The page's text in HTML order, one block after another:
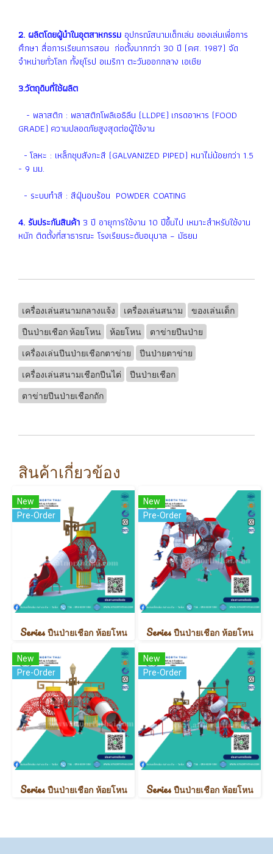
2. ผลิตโดยผู้นำในอุตสาหกรรม อุปกรณ์สนามเด็กเล่น ของเล่นเพื่อการ
ศึกษา สื่อการเรียนการสอน ก่อตั้งมากกว่า 30 ปี (คศ. 1987) จัด
จำหน่ายทั่วโลก ทั้งยุโรป อเมริกา ตะวันออกกลาง เอเชีย
3.วัตถุดิบที่ใช้ผลิต
- พลาสติก : พลาสติกโพลิเอธิลีน (LLDPE) เกรดอาหาร (FOOD
GRADE) ความปลอดภัยสูงสุดต่อผู้ใช้งาน
- โลหะ : เหล็กชุบสังกะสี (GALVANIZED PIPED) หนาไม่น้อยกว่า 1.5
- 9 มม.
- ระบบทำสี : สีฝุ่นอบร้อน POWDER COATING
4. รับประกันสินค้า 3 ปี อายุการใช้งาน 10 ปีขึ้นไป เหมาะสำหรับใช้งาน
หนัก ติดตั้งที่สาธารณะ โรงเรียนระดับอนุบาล – มัธยม
เครื่องเล่นสนามกลางแจ้ง เครื่องเล่นสนาม ของเล่นเด็ก
ปืนป่ายเชือก ห้อยโหน ห้อยโหน ตาข่ายปีนป่าย
เครื่องเล่นปีนป่ายเชือกตาข่าย ปีนป่ายตาข่าย
เครื่องเล่นสนามเชือกปีนไต่ ปีนป่ายเชือก
ตาข่ายปีนป่ายเชือกถัก
สินค้าเกี่ยวข้อง
New
Pre-Order
Series ปืนป่ายเชือก ห้อยโหน
New
Pre-Order
Series ปืนป่ายเชือก ห้อยโหน
New
Pre-Order
Series ปืนป่ายเชือก ห้อยโหน
New
Pre-Order
Series ปืนป่ายเชือก ห้อยโหน